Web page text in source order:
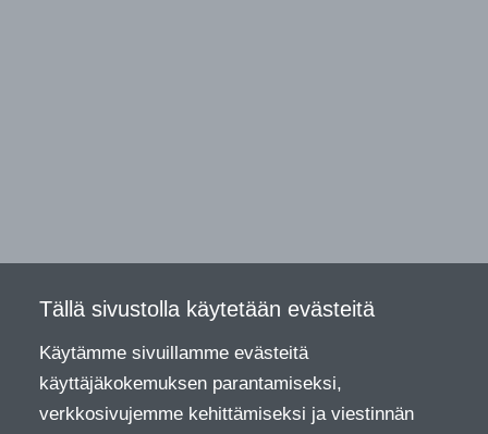
Tällä sivustolla käytetään evästeitä
Käytämme sivuillamme evästeitä
käyttäjäkokemuksen parantamiseksi,
verkkosivujemme kehittämiseksi ja viestinnän